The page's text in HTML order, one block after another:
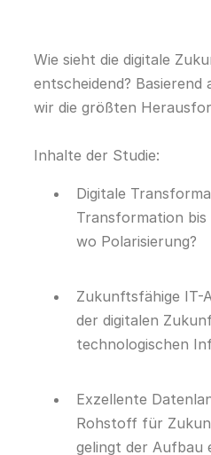
Wie sieht die digitale
entscheidend?
wir die größten
Inhalte der Studie:
Digitale
Transformation bis
wo Polarisierung?
Zukunftsfähige IT-
der digitalen
technologischen
Exzellente
Rohstoff für
gelingt der Aufbau